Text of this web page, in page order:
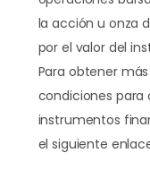
la acción u onza
por el valor del
Para obtener
condiciones para
instrumentos
el siguiente